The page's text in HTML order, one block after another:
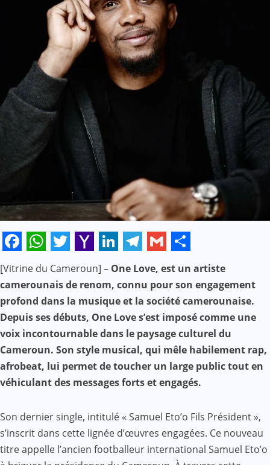
Facebook
WhatsApp
Twitter
Yahoo
Mail
LinkedIn
Telegram
Gmail
Share
[Vitrine du Cameroun] – One Love, est un artiste
camerounais de renom, connu pour son engagement
profond dans la musique et la société camerounaise.
Depuis ses débuts, One Love s’est imposé comme une
voix incontournable dans le paysage culturel du
Cameroun. Son style musical, qui mêle habilement rap,
afrobeat, lui permet de toucher un large public tout en
véhiculant des messages forts et engagés.
Son dernier single, intitulé « Samuel Eto’o Fils Président »,
s’inscrit dans cette lignée d’œuvres engagées. Ce nouveau
titre appelle l’ancien footballeur international Samuel Eto’o